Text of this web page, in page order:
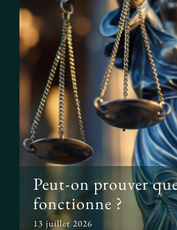
Peut-on prouver
Peut-on prouver
fonctionne ?
13 juillet 2026